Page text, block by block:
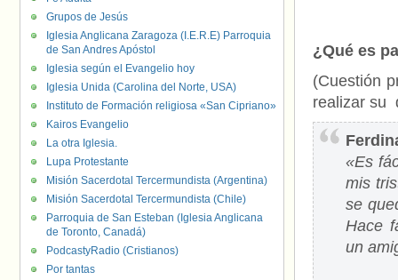
¿Qué es
(Cuestión
realizar su
«Es
mis
se
Hace
un
Grupos de Jesús
Iglesia Anglicana Zaragoza (I.E.R.E) Parroquia
de San Andres Apóstol
Iglesia según el Evangelio hoy
Iglesia Unida (Carolina del Norte, USA)
Instituto de Formación religiosa «San Cipriano»
Kairos Evangelio
La otra Iglesia.
Lupa Protestante
Misión Sacerdotal Tercermundista (Argentina)
Misión Sacerdotal Tercermundista (Chile)
Parroquia de San Esteban (Iglesia Anglicana
de Toronto, Canadá)
PodcastyRadio (Cristianos)
Por tantas